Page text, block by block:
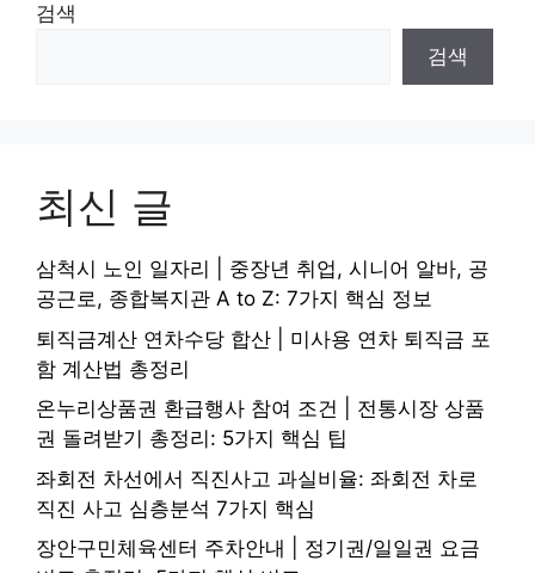
검색
검색
최신 글
삼척시 노인 일자리 | 중장년 취업, 시니어 알바, 공
공근로, 종합복지관 A to Z: 7가지 핵심 정보
퇴직금계산 연차수당 합산 | 미사용 연차 퇴직금 포
함 계산법 총정리
온누리상품권 환급행사 참여 조건 | 전통시장 상품
권 돌려받기 총정리: 5가지 핵심 팁
좌회전 차선에서 직진사고 과실비율: 좌회전 차로
직진 사고 심층분석 7가지 핵심
장안구민체육센터 주차안내 | 정기권/일일권 요금